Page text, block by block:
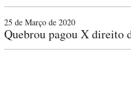
25 de Março de 2020
Quebrou pagou X direito